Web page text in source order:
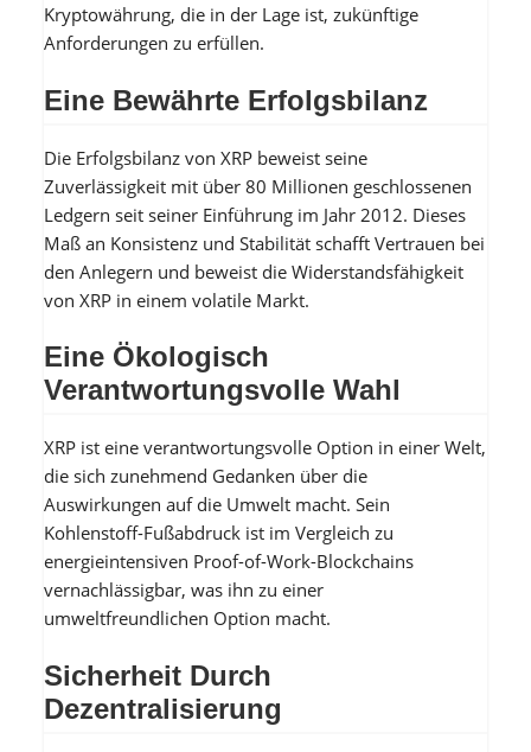
Kryptowährung, die in der Lage ist, zukünftige
Anforderungen zu erfüllen.
Eine Bewährte Erfolgsbilanz
Die Erfolgsbilanz von XRP beweist seine
Zuverlässigkeit mit über 80 Millionen geschlossenen
Ledgern seit seiner Einführung im Jahr 2012. Dieses
Maß an Konsistenz und Stabilität schafft Vertrauen bei
den Anlegern und beweist die Widerstandsfähigkeit
von XRP in einem volatile Markt.
Eine Ökologisch
Verantwortungsvolle Wahl
XRP ist eine verantwortungsvolle Option in einer Welt,
die sich zunehmend Gedanken über die
Auswirkungen auf die Umwelt macht. Sein
Kohlenstoff-Fußabdruck ist im Vergleich zu
energieintensiven Proof-of-Work-Blockchains
vernachlässigbar, was ihn zu einer
umweltfreundlichen Option macht.
Sicherheit Durch
Dezentralisierung